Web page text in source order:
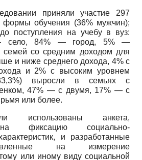
приняли участие 297
формы обучения (36% мужчин);
поступления на учебу в вуз:
— село, 84% — город, 5% —
семей со средним доходом для
и ниже среднего дохода, 4% с
и 2% с высоким уровнем
выросли в семьях с
47% — с двумя, 17% — с
или более.
анкета,
фиксацию социально-
и разработанные
на измерение
или иному виду социальной